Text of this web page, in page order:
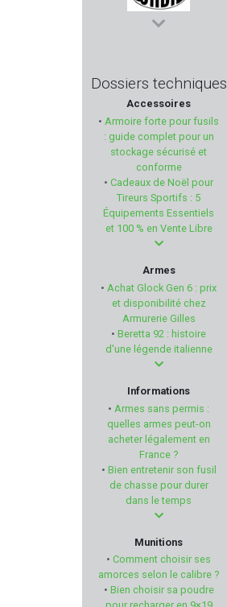
WADIE
COBALT KINETICS
BERETTA
DORR
LAPUA
STALON
TIKKA
BALLISTOL
TOZ
HOGUE
CRKT
Dossiers techniques
Accessoires
• Armoire forte pour fusils
: guide complet pour un
stockage sécurisé et
conforme
• Cadeaux de Noël pour
Tireurs Sportifs : 5
Équipements Essentiels
et 100 % en Vente Libre
Armes
• Achat Glock Gen 6 : prix
et disponibilité chez
Armurerie Gilles
• Beretta 92 : histoire
d'une légende italienne
Informations
• Armes sans permis :
quelles armes peut-on
acheter légalement en
France ?
• Bien entretenir son fusil
de chasse pour durer
dans le temps
Munitions
• Comment choisir ses
amorces selon le calibre ?
• Bien choisir sa poudre